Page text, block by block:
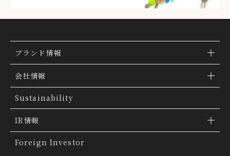
ブランド情報
ブランド検索
ブランドトピックス
「ファッションの力を信じよう」
THE MOVIE
会社情報
TSI トピックス
会社概要
会社沿革
Sustainability
IR情報
IR情報
Foreign Investor